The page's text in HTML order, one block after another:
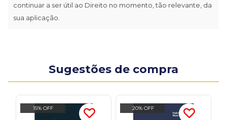
continuar a ser útil ao Direito no momento, tão relevante, da
sua aplicação.
Sugestões de compra
15% OFF 20% OFF